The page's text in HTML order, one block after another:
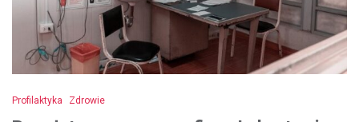
Profilaktyka Zdrowie